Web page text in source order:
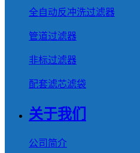
全自动反冲洗过滤器
管道过滤器
非标过滤器
配套滤芯滤袋
关于我们
公司简介